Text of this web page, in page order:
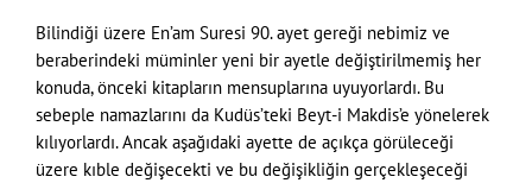
Bilindiği üzere En’am Suresi 90. ayet gereği nebimiz ve
beraberindeki müminler yeni bir ayetle değiştirilmemiş her
konuda, önceki kitapların mensuplarına uyuyorlardı. Bu
sebeple namazlarını da Kudüs’teki Beyt-i Makdis’e yönelerek
kılıyorlardı. Ancak aşağıdaki ayette de açıkça görüleceği
üzere kıble değişecekti ve bu değişikliğin gerçekleşeceği